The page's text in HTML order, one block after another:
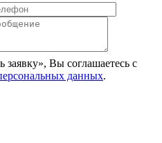
Вы соглашаетесь с
данных.